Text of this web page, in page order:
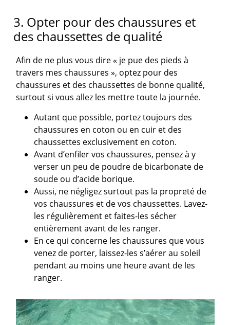
3. Opter pour des chaussures et
des chaussettes de qualité
Afin de ne plus vous dire « je pue des pieds à
travers mes chaussures », optez pour des
chaussures et des chaussettes de bonne qualité,
surtout si vous allez les mettre toute la journée.
Autant que possible, portez toujours des
chaussures en coton ou en cuir et des
chaussettes exclusivement en coton.
Avant d’enfiler vos chaussures, pensez à y
verser un peu de poudre de bicarbonate de
soude ou d’acide borique.
Aussi, ne négligez surtout pas la propreté de
vos chaussures et de vos chaussettes. Lavez-
les régulièrement et faites-les sécher
entièrement avant de les ranger.
En ce qui concerne les chaussures que vous
venez de porter, laissez-les s’aérer au soleil
pendant au moins une heure avant de les
ranger.